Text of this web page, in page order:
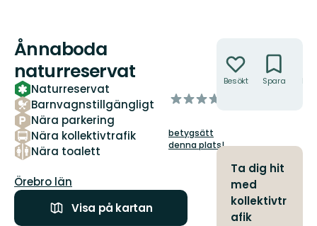
Ånnaboda
naturreservat
Naturreservat
Barnvagnstillgängligt
Nära parkering
Nära kollektivtrafik
Nära toalett
av
stjärnor
betygsätt
denna plats!
Län:
Örebro län
Visa på kartan
Besökt Spara
Ta dig hit
med
kollektivtr
afik